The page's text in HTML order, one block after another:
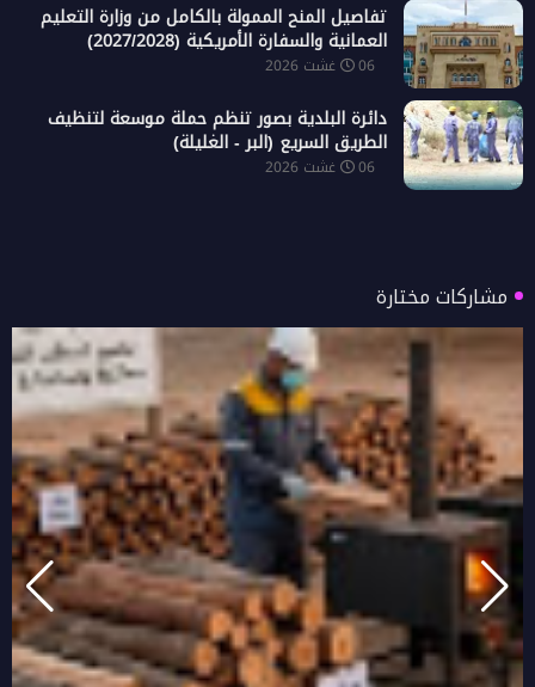
تفاصيل المنح الممولة بالكامل من وزارة التعليم
العمانية والسفارة الأمريكية (2027/2028)
06 غشت 2026
دائرة البلدية بصور تنظم حملة موسعة لتنظيف
الطريق السريع (البر - الغليلة)
06 غشت 2026
مشاركات مختارة